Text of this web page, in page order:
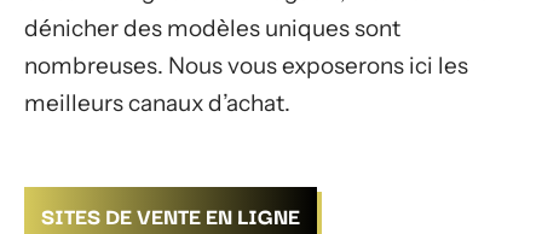
dénicher des modèles uniques sont
nombreuses. Nous vous exposerons ici les
meilleurs canaux d’achat.
SITES DE VENTE EN LIGNE